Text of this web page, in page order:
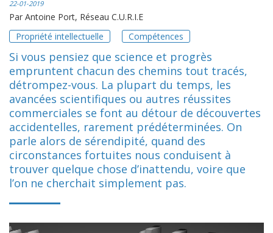
22-01-2019
Par Antoine Port, Réseau C.U.R.I.E
Propriété intellectuelle
Compétences
Si vous pensiez que science et progrès
empruntent chacun des chemins tout tracés,
détrompez-vous. La plupart du temps, les
avancées scientifiques ou autres réussites
commerciales se font au détour de découvertes
accidentelles, rarement prédéterminées. On
parle alors de sérendipité, quand des
circonstances fortuites nous conduisent à
trouver quelque chose d’inattendu, voire que
l’on ne cherchait simplement pas.